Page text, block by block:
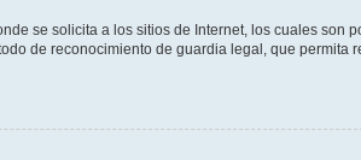
se solicita a los sitios de Internet, los cuales son
de reconocimiento de guardia legal, que permita